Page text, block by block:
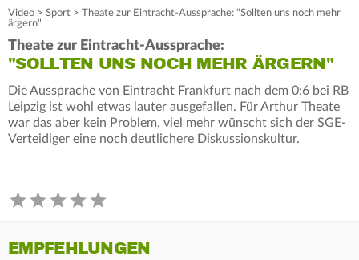
Video > Sport > Theate zur Eintracht-Aussprache: "Sollten uns noch mehr
ärgern"
Theate zur Eintracht-Aussprache:
"SOLLTEN UNS NOCH MEHR ÄRGERN"
Die Aussprache von Eintracht Frankfurt nach dem 0:6 bei RB
Leipzig ist wohl etwas lauter ausgefallen. Für Arthur Theate
war das aber kein Problem, viel mehr wünscht sich der SGE-
Verteidiger eine noch deutlichere Diskussionskultur.
EMPFEHLUNGEN